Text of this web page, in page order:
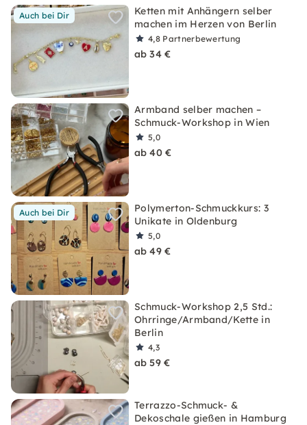
Auch bei Dir
Ketten mit Anhängern selber
machen im Herzen von Berlin
4,8 Partnerbewertung
ab 34 €
Armband selber machen –
Schmuck-Workshop in Wien
5,0
ab 40 €
Auch bei Dir
Polymerton-Schmuckkurs: 3
Unikate in Oldenburg
5,0
ab 49 €
Schmuck-Workshop 2,5 Std.:
Ohrringe/Armband/Kette in
Berlin
4,3
ab 59 €
Terrazzo-Schmuck- &
Dekoschale gießen in Hamburg